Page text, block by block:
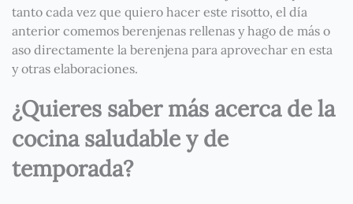
tanto cada vez que quiero hacer este risotto, el día
anterior comemos berenjenas rellenas y hago de más o
aso directamente la berenjena para aprovechar en esta
y otras elaboraciones.
¿Quieres saber más acerca de la
cocina saludable y de
temporada?